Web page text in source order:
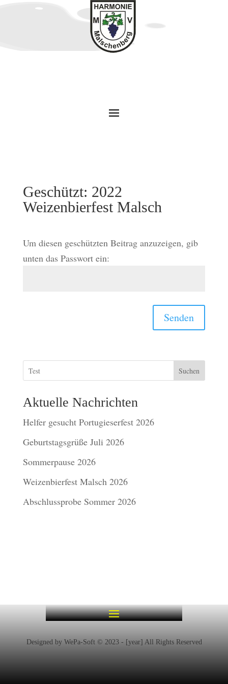
Geschützt: 2022
Weizenbierfest Malsch
Um diesen geschützten Beitrag anzuzeigen, gib
unten das Passwort ein:
Senden
Suchen
Aktuelle Nachrichten
Helfer gesucht Portugieserfest 2026
Geburtstagsgrüße Juli 2026
Sommerpause 2026
Weizenbierfest Malsch 2026
Abschlussprobe Sommer 2026
Designed by WePa-Soft © 2023 - [year] All Rights Reserved